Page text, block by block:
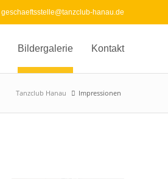
geschaeftsstelle@tanzclub-hanau.de
Bildergalerie Kontakt
Tanzclub Hanau Impressionen